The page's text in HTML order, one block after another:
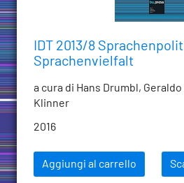
IDT 2013/8
Sprachenvielfalt
a cura di Hans Drumbl,
Klinner
2016
Aggiungi al carrello